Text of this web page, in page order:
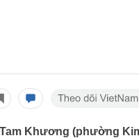
Khương (phường